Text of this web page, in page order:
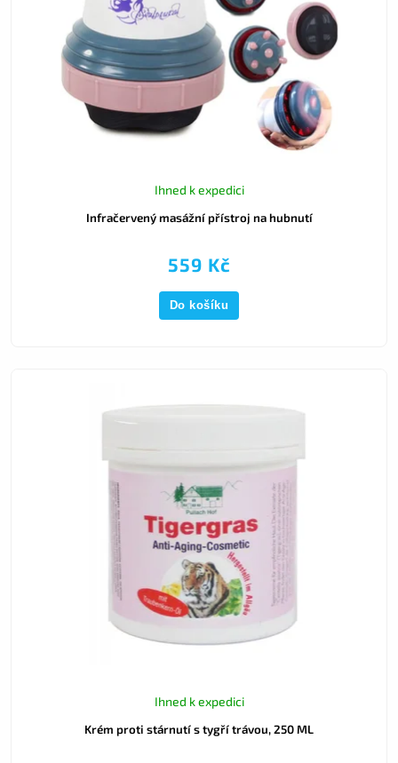
Infračervený masážní přístroj na hubnutí
Ihned k expedici
559 Kč
Do košíku
Krém proti stárnutí s tygří trávou, 250 ML
Ihned k expedici